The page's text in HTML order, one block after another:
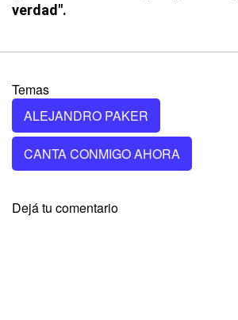
verdad".
Temas
ALEJANDRO PAKER
CANTA CONMIGO AHORA
Dejá tu comentario